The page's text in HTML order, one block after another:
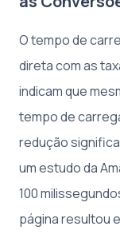
O tempo de
direta com as
indicam que
tempo de
redução
um estudo da
100
página resultou